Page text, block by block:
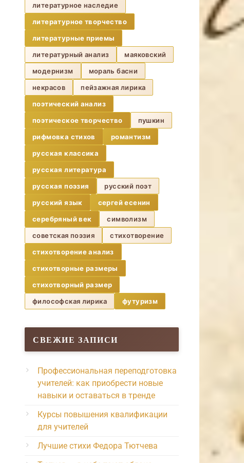
литературное наследие
литературное творчество
литературные приемы
литературный анализ
маяковский
модернизм
мораль басни
некрасов
пейзажная лирика
поэтический анализ
поэтическое творчество
пушкин
рифмовка стихов
романтизм
русская классика
русская литература
русская поэзия
русский поэт
русский язык
сергей есенин
серебряный век
символизм
советская поэзия
стихотворение
стихотворение анализ
стихотворные размеры
стихотворный размер
философская лирика
футуризм
СВЕЖИЕ ЗАПИСИ
Профессиональная переподготовка
учителей: как приобрести новые
навыки и оставаться в тренде
Курсы повышения квалификации
для учителей
Лучшие стихи Федора Тютчева